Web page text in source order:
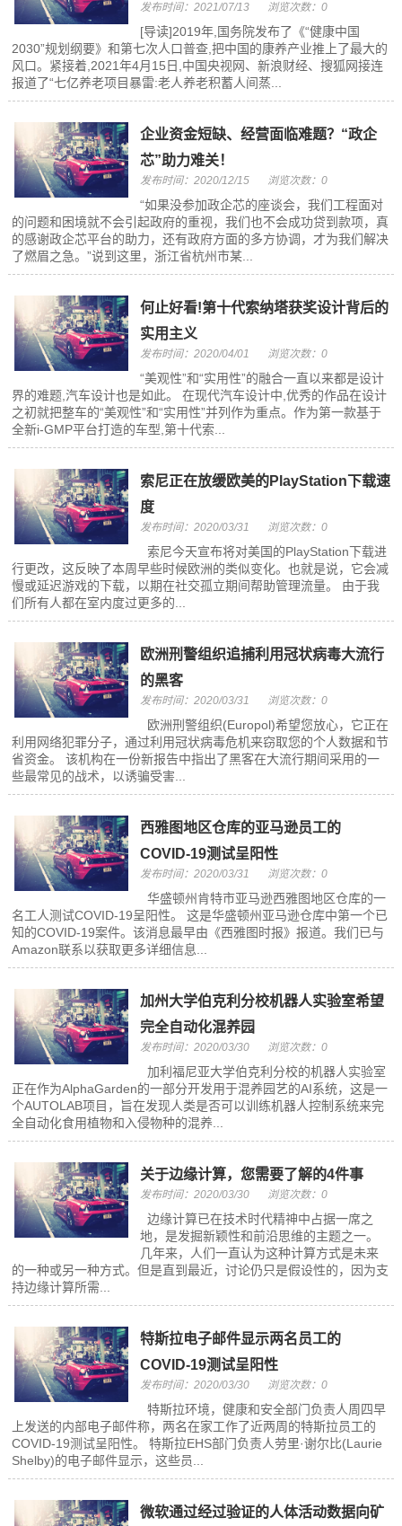
发布时间：2021/07/13 浏览次数：0
[导读]2019年,国务院发布了《“健康中国
2030”规划纲要》和第七次人口普查,把中国的康养产业推上了最大的
风口。紧接着,2021年4月15日,中国央视网、新浪财经、搜狐网接连
报道了“七亿养老项目暴雷:老人养老积蓄人间蒸...
企业资金短缺、经营面临难题？“政企
芯”助力难关！
发布时间：2020/12/15 浏览次数：0
“如果没参加政企芯的座谈会，我们工程面对
的问题和困境就不会引起政府的重视，我们也不会成功贷到款项，真
的感谢政企芯平台的助力，还有政府方面的多方协调，才为我们解决
了燃眉之急。”说到这里，浙江省杭州市某...
何止好看!第十代索纳塔获奖设计背后的
实用主义
发布时间：2020/04/01 浏览次数：0
“美观性”和“实用性”的融合一直以来都是设计
界的难题,汽车设计也是如此。 在现代汽车设计中,优秀的作品在设计
之初就把整车的“美观性”和“实用性”并列作为重点。作为第一款基于
全新i-GMP平台打造的车型,第十代索...
索尼正在放缓欧美的PlayStation下载速
度
发布时间：2020/03/31 浏览次数：0
索尼今天宣布将对美国的PlayStation下载进
行更改，这反映了本周早些时候欧洲的类似变化。也就是说，它会减
慢或延迟游戏的下载，以期在社交孤立期间帮助管理流量。 由于我
们所有人都在室内度过更多的...
欧洲刑警组织追捕利用冠状病毒大流行
的黑客
发布时间：2020/03/31 浏览次数：0
欧洲刑警组织(Europol)希望您放心，它正在
利用网络犯罪分子，通过利用冠状病毒危机来窃取您的个人数据和节
省资金。 该机构在一份新报告中指出了黑客在大流行期间采用的一
些最常见的战术，以诱骗受害...
西雅图地区仓库的亚马逊员工的
COVID-19测试呈阳性
发布时间：2020/03/31 浏览次数：0
华盛顿州肯特市亚马逊西雅图地区仓库的一
名工人测试COVID-19呈阳性。 这是华盛顿州亚马逊仓库中第一个已
知的COVID-19案件。该消息最早由《西雅图时报》报道。我们已与
Amazon联系以获取更多详细信息...
加州大学伯克利分校机器人实验室希望
完全自动化混养园
发布时间：2020/03/30 浏览次数：0
加利福尼亚大学伯克利分校的机器人实验室
正在作为AlphaGarden的一部分开发用于混养园艺的AI系统，这是一
个AUTOLAB项目，旨在发现人类是否可以训练机器人控制系统来完
全自动化食用植物和入侵物种的混养...
关于边缘计算，您需要了解的4件事
发布时间：2020/03/30 浏览次数：0
边缘计算已在技术时代精神中占据一席之
地，是发掘新颖性和前沿思维的主题之一。
几年来，人们一直认为这种计算方式是未来
的一种或另一种方式。但是直到最近，讨论仍只是假设性的，因为支
持边缘计算所需...
特斯拉电子邮件显示两名员工的
COVID-19测试呈阳性
发布时间：2020/03/30 浏览次数：0
特斯拉环境，健康和安全部门负责人周四早
上发送的内部电子邮件称，两名在家工作了近两周的特斯拉员工的
COVID-19测试呈阳性。 特斯拉EHS部门负责人劳里·谢尔比(Laurie
Shelby)的电子邮件显示，这些员...
微软通过经过验证的人体活动数据向矿